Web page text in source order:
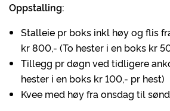
Oppstalling:
Stalleie pr boks inkl høy og flis
kr 800,- (To hester i en boks kr
Tillegg pr døgn ved tidligere
hester i en boks kr 100,- pr hest)
Kvee med høy fra onsdag til